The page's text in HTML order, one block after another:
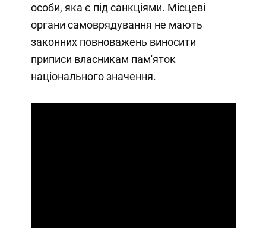
особи, яка є під санкціями. Місцеві
органи самоврядування не мають
законних повноважень виносити
приписи власникам пам'яток
національного значення.